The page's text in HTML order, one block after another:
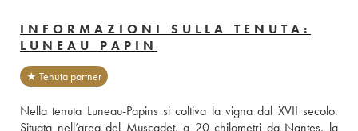
INFORMAZIONI SULLA TENUTA:
LUNEAU PAPIN
★ Tenuta partner
Nella tenuta Luneau-Papins si coltiva la vigna dal XVII secolo.
Situata nell’area del Muscadet, a 20 chilometri da Nantes, la